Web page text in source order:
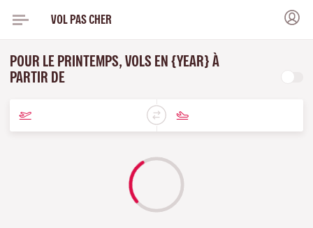
VOL PAS CHER
POUR LE PRINTEMPS, VOLS EN {YEAR} À
PARTIR DE